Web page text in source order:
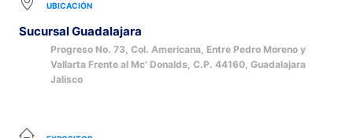
UBICACIÓN
Sucursal Guadalajara
Progreso No. 73, Col. Americana, Entre Pedro Moreno y
Vallarta Frente al Mc' Donalds, C.P. 44160, Guadalajara
Jalisco